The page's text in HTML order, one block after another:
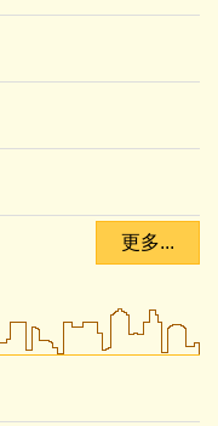
更多...